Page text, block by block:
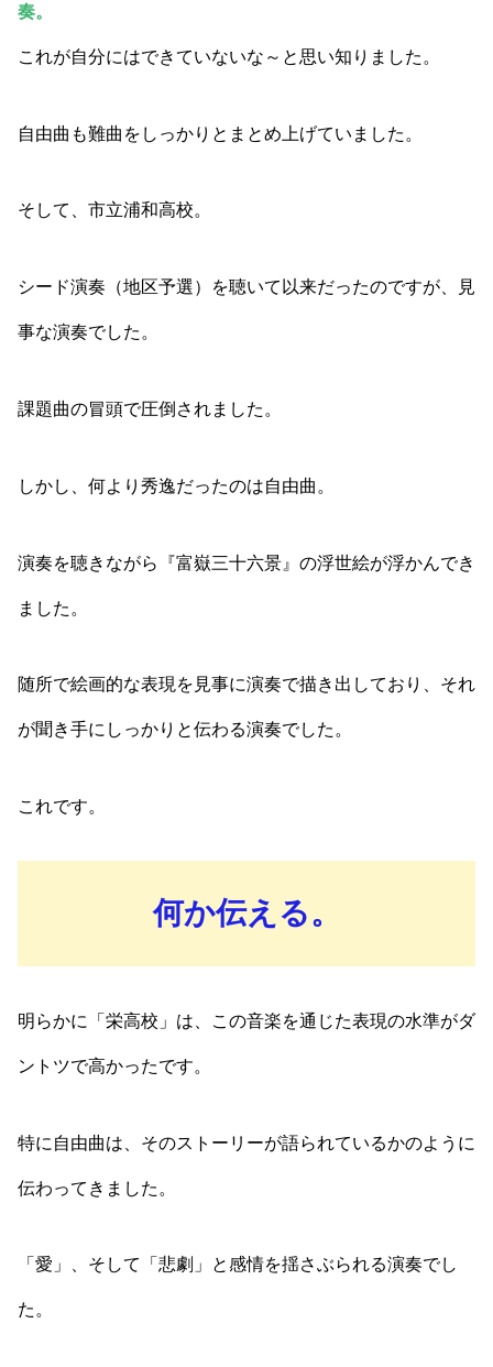
奏。
これが自分にはできていないな～と思い知りました。
自由曲も難曲をしっかりとまとめ上げていました。
そして、市立浦和高校。
シード演奏（地区予選）を聴いて以来だったのですが、見
事な演奏でした。
課題曲の冒頭で圧倒されました。
しかし、何より秀逸だったのは自由曲。
演奏を聴きながら『富嶽三十六景』の浮世絵が浮かんでき
ました。
随所で絵画的な表現を見事に演奏で描き出しており、それ
が聞き手にしっかりと伝わる演奏でした。
これです。
何か伝える。
明らかに「栄高校」は、この音楽を通じた表現の水準がダ
ントツで高かったです。
特に自由曲は、そのストーリーが語られているかのように
伝わってきました。
「愛」、そして「悲劇」と感情を揺さぶられる演奏でし
た。